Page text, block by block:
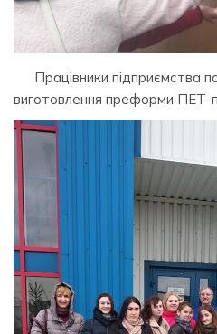
Працівники підприємства
виготовлення преформи ПЕТ-